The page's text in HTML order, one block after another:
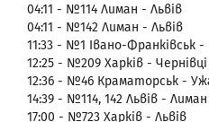
04:11 - №114 Лиман - Львів
04:11 - №142 Лиман - Львів
11:33 - №1 Івано-Франківськ
12:25 - №209 Харків - Чернівці
12:36 - №46 Краматорськ -
14:39 - №114, 142 Львів - Лиман
17:00 - №723 Харків - Львів